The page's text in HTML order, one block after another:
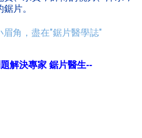
片。
眉角，盡在"鋸片醫學誌"
解決專家 鋸片醫生--